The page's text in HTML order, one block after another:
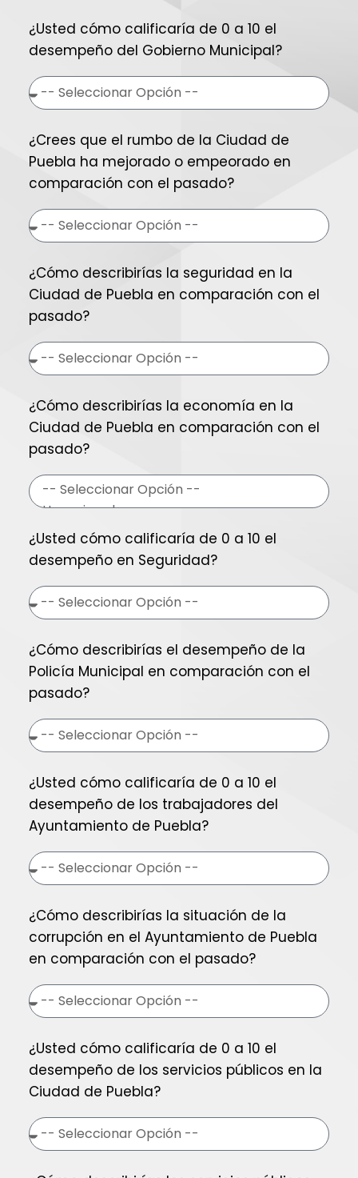
¿Usted cómo calificaría de 0 a 10 el
desempeño del Gobierno Municipal?
¿Crees que el rumbo de la Ciudad de
Puebla ha mejorado o empeorado en
comparación con el pasado?
¿Cómo describirías la seguridad en la
Ciudad de Puebla en comparación con el
pasado?
¿Cómo describirías la economía en la
Ciudad de Puebla en comparación con el
pasado?
¿Usted cómo calificaría de 0 a 10 el
desempeño en Seguridad?
¿Cómo describirías el desempeño de la
Policía Municipal en comparación con el
pasado?
¿Usted cómo calificaría de 0 a 10 el
desempeño de los trabajadores del
Ayuntamiento de Puebla?
¿Cómo describirías la situación de la
corrupción en el Ayuntamiento de Puebla
en comparación con el pasado?
¿Usted cómo calificaría de 0 a 10 el
desempeño de los servicios públicos en la
Ciudad de Puebla?